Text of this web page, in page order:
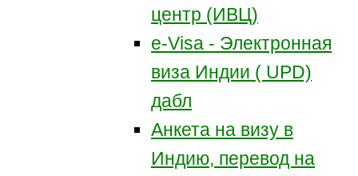
центр (ИВЦ)
e-Visa - Электронная
виза Индии ( UPD)
дабл
Анкета на визу в
Индию, перевод на